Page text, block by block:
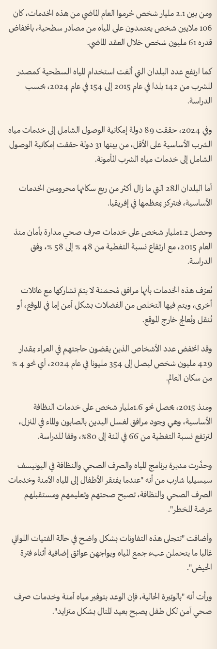
ومن بين 2.1 مليار شخص حُرموا العام الماضي من هذه الخدمات، كان
106 ملايين شخص يعتمدون على المياه من مصادر سطحية، بانخفاض
قدره 61 مليون شخص خلال العقد الماضي.
كما ارتفع عدد البلدان التي ألغت استخدام المياه السطحية كمصدر
للشرب من 142 بلدا في عام 2015 إلى 154 في عام 2024، بحسب
الدراسة.
وفي 2024، حققت 89 دولة إمكانية الوصول الشامل إلى خدمات مياه
الشرب الأساسية على الأقل، من بينها 31 دولة حققت إمكانية الوصول
الشامل إلى خدمات مياه الشرب المأمونة.
أما البلدان الـ28 التي ما زال أكثر من ربع سكانها محرومين الخدمات
الأساسية، فتتركز بمعظمها في إفريقيا.
وحصل 1.2مليار شخص على خدمات صرف صحي مدارة بأمان منذ
العام 2015، مع ارتفاع نسبة التغطية من 48 % إلى 58 %، وفق
الدراسة.
تُعرّف هذه الخدمات بأنها مرافق مُحسّنة لا يتمّ تشاركها مع عائلات
أخرى، ويتم فيها التخلص من الفضلات بشكل آمن إما في الموقع، أو
تُنقل وتُعالج خارج الموقع.
وقد انخفض عدد الأشخاص الذين يقضون حاجتهم في العراء بمقدار
429 مليون شخص ليصل إلى 354 مليونا في عام 2024، أي نحو 4 %
من سكان العالم.
ومنذ 2015، يحصل نحو 1.6مليار شخص على خدمات النظافة
الأساسية، وهي وجود مرافق لغسل اليدين بالصابون والماء في المنزل،
لترتفع نسبة التغطية من 66 في المئة إلى 80%، وفقا للدراسة.
وحذّرت مديرة برنامج المياه والصرف الصحي والنظافة في اليونيسف
سيسيليا شارب من أنه "عندما يفتقر الأطفال إلى المياه الآمنة وخدمات
الصرف الصحي والنظافة، تصبح صحتهم وتعليمهم ومستقبلهم
عرضة للخطر".
وأضافت "تتجلى هذه التفاوتات بشكل واضح في حالة الفتيات اللواتي
غالبا ما يتحملن عبء جمع المياه ويواجهن عوائق إضافية أثناء فترة
الحيض".
ورأت أنه "بالوتيرة الحالية، فإن الوعد بتوفير مياه آمنة وخدمات صرف
صحي آمن لكل طفل يصبح بعيد المنال بشكل متزايد".